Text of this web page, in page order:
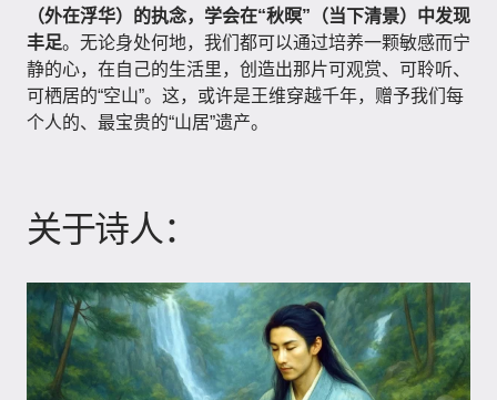
（外在浮华）的执念，学会在“秋暝”（当下清景）中发现
丰足。无论身处何地，我们都可以通过培养一颗敏感而宁
静的心，在自己的生活里，创造出那片可观赏、可聆听、
可栖居的“空山”。这，或许是王维穿越千年，赠予我们每
个人的、最宝贵的“山居”遗产。
关于诗人：